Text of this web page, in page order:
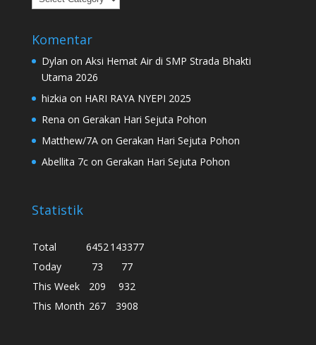
Komentar
Dylan on Aksi Hemat Air di SMP Strada Bhakti
Utama 2026
hizkia on HARI RAYA NYEPI 2025
Rena on Gerakan Hari Sejuta Pohon
Matthew/7Aon Gerakan Hari Sejuta Pohon
Abellita 7con Gerakan Hari Sejuta Pohon
Statistik
Total 6452143377
Today
73
77
This Week
209
932
This Month 267 3908